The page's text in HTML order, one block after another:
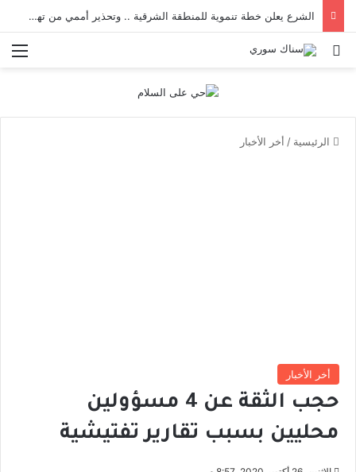
الشرع يعلن خطة تنموية للمنطقة الشرقية .. وتحذير أممي من تهديدات داعش _ حصاد الأسبوع
بحث عن
الرئيسية / أخر الأخبار
أخر الأخبار
حجب الثقة عن 4 مسؤولين
محليين بسبب تقارير تفتيشية